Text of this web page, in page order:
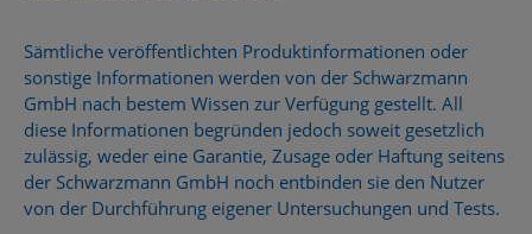
Sämtliche veröffentlichten Produktinformationen oder
sonstige Informationen werden von der Schwarzmann
GmbH nach bestem Wissen zur Verfügung gestellt. All
diese Informationen begründen jedoch soweit gesetzlich
zulässig, weder eine Garantie, Zusage oder Haftung seitens
der Schwarzmann GmbH noch entbinden sie den Nutzer
von der Durchführung eigener Untersuchungen und Tests.